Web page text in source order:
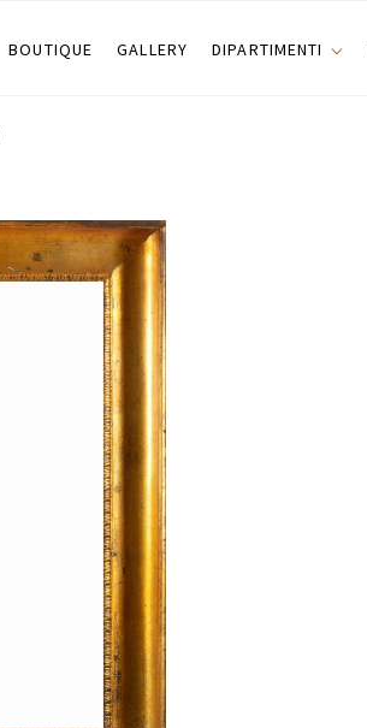
BOUTIQUE GALLERY DIPARTIMENTI